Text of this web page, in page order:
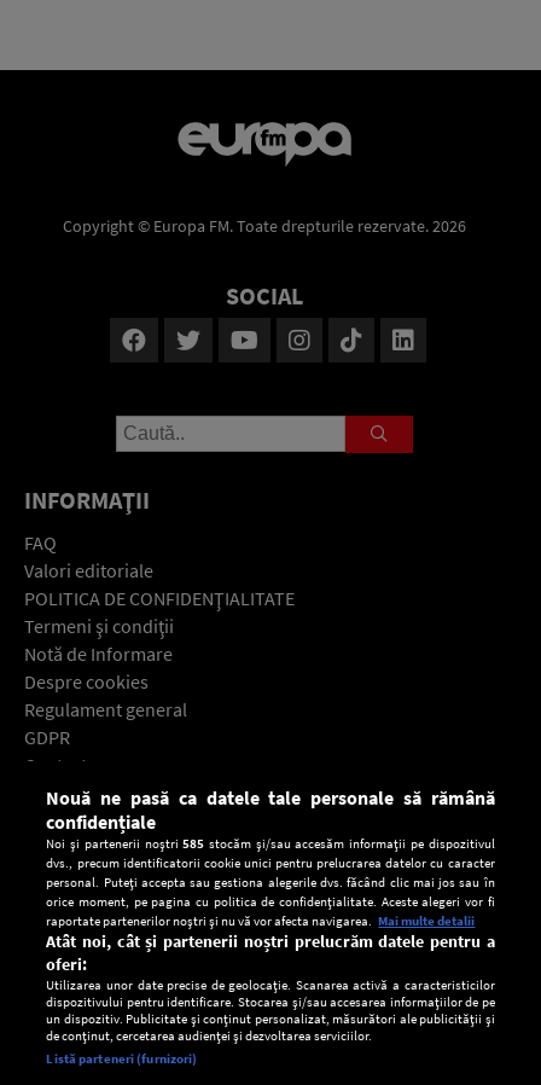
Copyright © Europa FM. Toate drepturile rezervate. 2026
SOCIAL
INFORMAŢII
FAQ
Valori editoriale
POLITICA DE CONFIDENŢIALITATE
Termeni şi condiţii
Notă de Informare
Despre cookies
Regulament general
GDPR
Contact
Descarcă gratuit aplicaţia Europa FM pentru smartphone:
Setări:
Nouă ne pasă ca datele tale personale să rămână
confidențiale
Noi și partenerii noștri585 stocăm și/sau accesăm informații pe dispozitivul
dvs., precum identificatorii cookie unici pentru prelucrarea datelor cu caracter
personal. Puteți accepta sau gestiona alegerile dvs. făcând clic mai jos sau în
orice moment, pe pagina cu politica de confidențialitate. Aceste alegeri vor fi
raportate partenerilor noștri și nu vă vor afecta navigarea. Mai multe detalii
Atât noi, cât și partenerii noștri prelucrăm datele pentru a
oferi:
Utilizarea unor date precise de geolocație. Scanarea activă a caracteristicilor
dispozitivului pentru identificare. Stocarea și/sau accesarea informațiilor de pe
un dispozitiv. Publicitate și conținut personalizat, măsurători ale publicității și
de conținut, cercetarea audienței și dezvoltarea serviciilor.
Listă parteneri (furnizori)